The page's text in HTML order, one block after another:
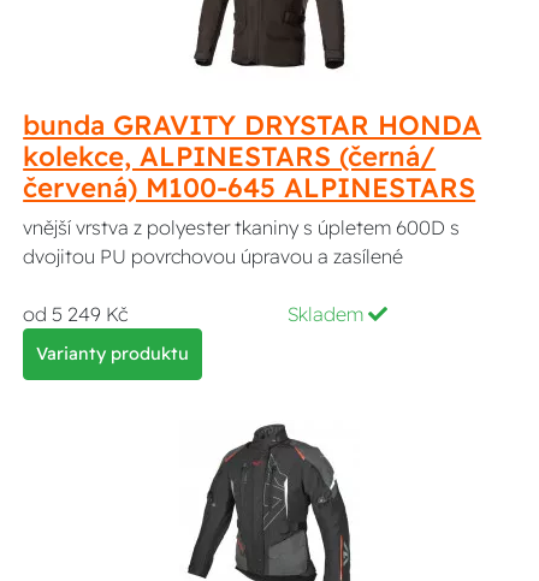
bunda GRAVITY DRYSTAR HONDA
kolekce, ALPINESTARS (černá/
červená) M100-645 ALPINESTARS
vnější vrstva z polyester tkaniny s úpletem 600D s
dvojitou PU povrchovou úpravou a zasílené
od 5 249 Kč Skladem
Varianty produktu